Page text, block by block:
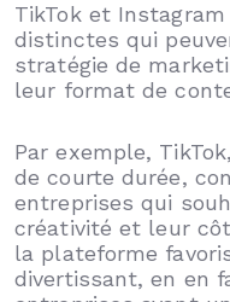
TikTok et
distinctes qui
stratégie de
leur format de
Par exemple,
de courte durée,
entreprises qui
créativité et leur
la plateforme
divertissant, en en